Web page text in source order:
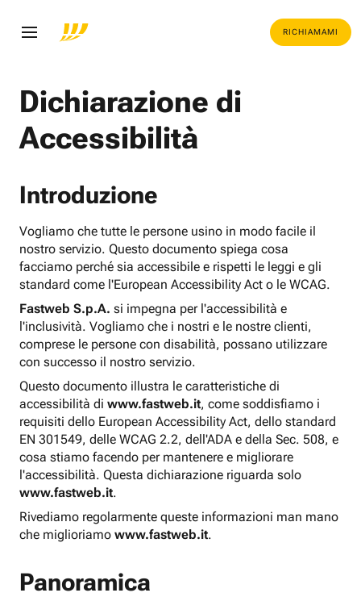
RICHIAMAMI
Dichiarazione di
Accessibilità
Introduzione
Vogliamo che tutte le persone usino in modo facile il
nostro servizio. Questo documento spiega cosa
facciamo perché sia accessibile e rispetti le leggi e gli
standard come l'European Accessibility Act o le WCAG.
Fastweb S.p.A. si impegna per l'accessibilità e
l'inclusività. Vogliamo che i nostri e le nostre clienti,
comprese le persone con disabilità, possano utilizzare
con successo il nostro servizio.
Questo documento illustra le caratteristiche di
accessibilità di www.fastweb.it, come soddisfiamo i
requisiti dello European Accessibility Act, dello standard
EN 301549, delle WCAG 2.2, dell'ADA e della Sec. 508, e
cosa stiamo facendo per mantenere e migliorare
l'accessibilità. Questa dichiarazione riguarda solo
www.fastweb.it.
Rivediamo regolarmente queste informazioni man mano
che miglioriamo www.fastweb.it.
Panoramica